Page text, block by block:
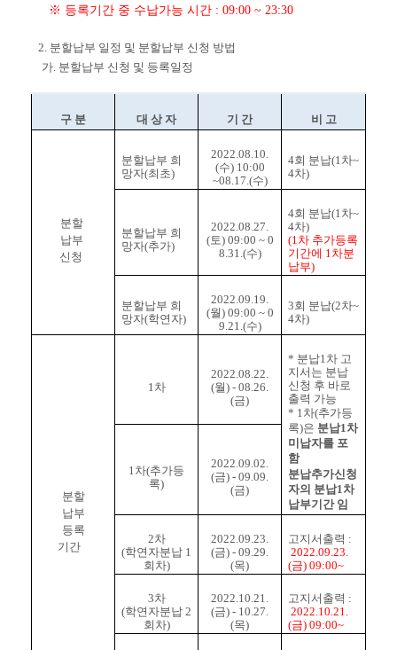
※ 등록기간 중 수납가능 시간 : 09:00 ~ 23:30
2. 분할납부 일정 및 분할납부 신청 방법
가. 분할납부 신청 및 등록일정
구 분 대 상 자 기 간 비 고
분할
납부
신청
분할납부 희
망자(최초)
2022.08.10.
(수) 10:00
~08.17.(수)
4회 분납(1차~
4차)
분할납부 희
망자(추가)
2022.08.27.
(토) 09:00 ~ 0
8.31.(수)
4회 분납(1차~
4차)
(1차 추가등록
기간에 1차분
납부)
분할납부 희
망자(학연자)
2022.09.19.
(월) 09:00 ~ 0
9.21.(수)
3회 분납(2차~
4차)
분할
납부
등록
기간
1차
2022.08.22.
(월) - 08.26.
(금)
* 분납1차 고
지서는 분납
신청 후 바로
출력 가능
* 1차(추가등
록)은 분납1차
미납자를 포
함
분납추가신청
자의 분납1차
납부기간 임
1차(추가등
록)
2022.09.02.
(금) - 09.09.
(금)
2차
(학연자분납 1
회차)
2022.09.23.
(금) - 09.29.
(목)
고지서출력 :
2022.09.23.
(금) 09:00~
3차
(학연자분납 2
회차)
2022.10.21.
(금) - 10.27.
(목)
고지서출력 :
2022.10.21.
(금) 09:00~